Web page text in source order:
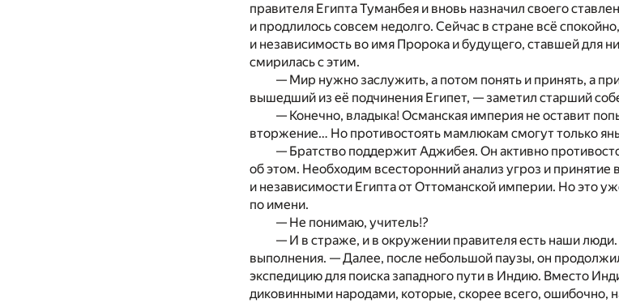
правителя Египта Туманбея и вновь назначил своего
и продлилось совсем недолго. Сейчас в стране всё
и независимость во имя Пророка и будущего, ставшей для
смирилась с этим.
— Мир нужно заслужить, а потом понять и принять, а
вышедший из её подчинения Египет, — заметил старший
— Конечно, владыка! Османская империя не оставит
вторжение… Но противостоять мамлюкам смогут только
— Братство поддержит Аджибея. Он активно
об этом. Необходим всесторонний анализ угроз и
и независимости Египта от Оттоманской империи. Но это
по имени.
— Не понимаю, учитель!?
— И в страже, и в окружении правителя есть наши
выполнения. — Далее, после небольшой паузы, он
экспедицию для поиска западного пути в Индию. Вместо
диковинными народами, которые, скорее всего, ошибочно,